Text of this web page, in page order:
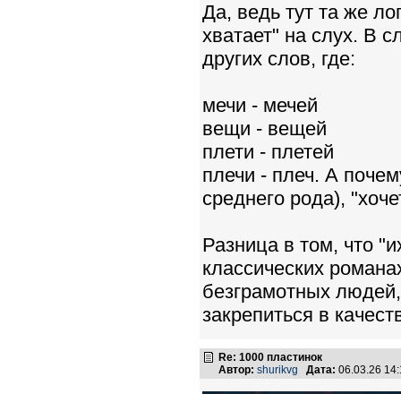
Да, ведь тут та же
хватает" на слух. В
других слов, где:
мечи - мечей
вещи - вещей
плети - плетей
плечи - плеч. А
среднего рода),
Разница в том, что
классических
безграмотных
закрепиться в
Re: 1000 пластинок
Автор: shurikvg Дата: 06.03.26